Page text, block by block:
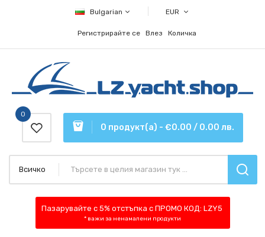
Bulgarian EUR
Регистрирайте се Влез Количка
0 продукт(а) - €0.00 / 0.00 лв.
0
Всичко
Пазарувайте с 5% отстъпка с ПРОМО КОД: LZY5
* важи за ненамалени продукти